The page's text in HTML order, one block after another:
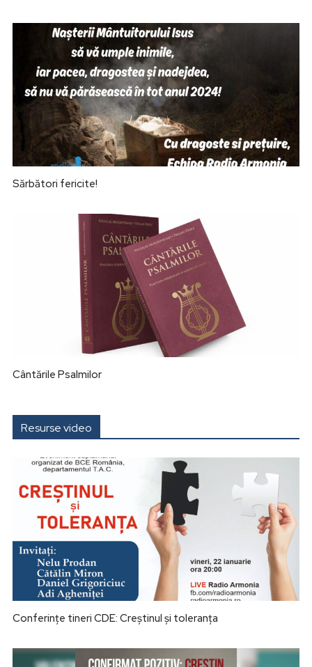
Sărbători fericite!
Cântările Psalmilor
Resurse video
Conferințe tineri CDE: Creștinul și toleranța